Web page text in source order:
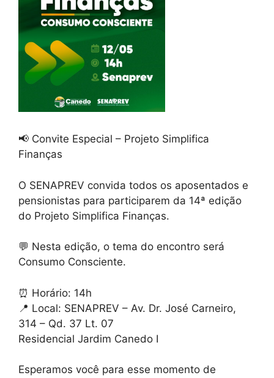
📢 Convite Especial – Projeto Simplifica
Finanças
O SENAPREV convida todos os aposentados e
pensionistas para participarem da 14ª edição
do Projeto Simplifica Finanças.
💬 Nesta edição, o tema do encontro será
Consumo Consciente.
⏰ Horário: 14h
📍 Local: SENAPREV – Av. Dr. José Carneiro,
314 – Qd. 37 Lt. 07
Residencial Jardim Canedo I
Esperamos você para esse momento de